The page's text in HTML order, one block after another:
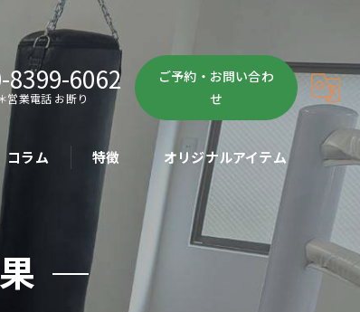
8399-6062
営業電話 お断り
ご予約・お問い合わ
せ
コラム 特徴
ボクササイズ
パーソナル
ボディメイク
オリジナルアイテム